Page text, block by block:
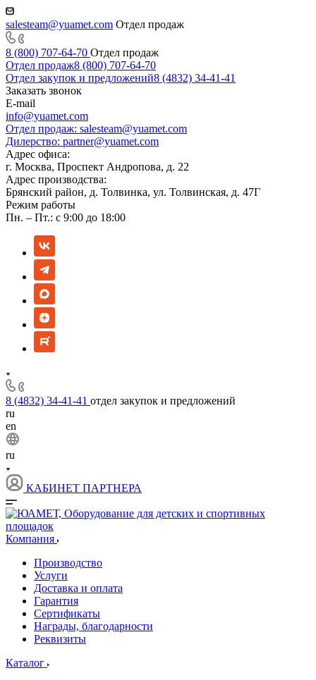
salesteam@yuamet.com Отдел продаж
8 (800) 707-64-70 Отдел продаж
Отдел продаж8 (800) 707-64-70
Отдел закупок и предложений8 (4832) 34-41-41
Заказать звонок
E-mail
info@yuamet.com
Отдел продаж: salesteam@yuamet.com
Дилерство: partner@yuamet.com
Адрес офиса:
г. Москва, Проспект Андропова, д. 22
Адрес производства:
Брянский район, д. Толвинка, ул. Толвинская, д. 47Г
Режим работы
Пн. – Пт.: с 9:00 до 18:00
8 (4832) 34-41-41 отдел закупок и предложений
ru
en
ru
КАБИНЕТ ПАРТНЕРА
Компания
Производство
Услуги
Доставка и оплата
Гарантия
Сертификаты
Награды, благодарности
Реквизиты
Каталог